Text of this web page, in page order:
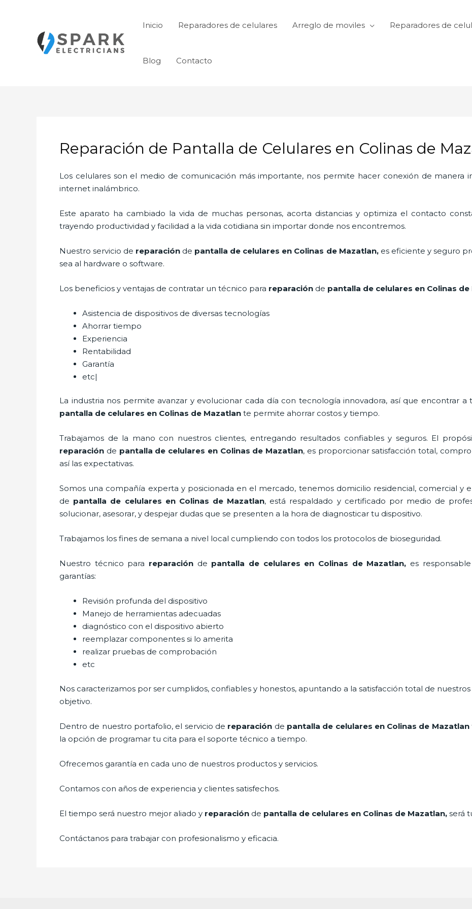
Inicio Reparadores de celulares Arreglo de moviles Reparadores de
Blog Contacto
Reparación de Pantalla de Celulares en Colinas de
Los celulares son el medio de comunicación más importante, nos permite hacer conexión de manera
internet inalámbrico.
Este aparato ha cambiado la vida de muchas personas, acorta distancias y optimiza el contacto
trayendo productividad y facilidad a la vida cotidiana sin importar donde nos encontremos.
Nuestro servicio de reparación de pantalla de celulares en Colinas de Mazatlan,es eficiente y seguro
sea al hardware o software.
Los beneficios y ventajas de contratar un técnico para reparación de pantalla de celulares en Colinas
Asistencia de dispositivos de diversas tecnologías
Ahorrar tiempo
Experiencia
Rentabilidad
Garantía
etc|
La industria nos permite avanzar y evolucionar cada día con tecnología innovadora, así que encontrar a
pantalla de celulares en Colinas de Mazatlan te permite ahorrar costos y tiempo.
Trabajamos de la mano con nuestros clientes, entregando resultados confiables y seguros. El
reparación de pantalla de celulares en Colinas de Mazatlan, es proporcionar satisfacción total,
así las expectativas.
Somos una compañía experta y posicionada en el mercado, tenemos domicilio residencial, comercial y
de pantalla de celulares en Colinas de Mazatlan, está respaldado y certificado por medio de
solucionar, asesorar, y despejar dudas que se presenten a la hora de diagnosticar tu dispositivo.
Trabajamos los fines de semana a nivel local cumpliendo con todos los protocolos de bioseguridad.
Nuestro técnico para reparación de pantalla de celulares en Colinas de Mazatlan, es
garantías:
Revisión profunda del dispositivo
Manejo de herramientas adecuadas
diagnóstico con el dispositivo abierto
reemplazar componentes si lo amerita
realizar pruebas de comprobación
etc
Nos caracterizamos por ser cumplidos, confiables y honestos, apuntando a la satisfacción total de
objetivo.
Dentro de nuestro portafolio, el servicio de reparación de pantalla de celulares en Colinas de Mazatlan
la opción de programar tu cita para el soporte técnico a tiempo.
Ofrecemos garantía en cada uno de nuestros productos y servicios.
Contamos con años de experiencia y clientes satisfechos.
El tiempo será nuestro mejor aliado y reparación de pantalla de celulares en Colinas de Mazatlan, será
Contáctanos para trabajar con profesionalismo y eficacia.